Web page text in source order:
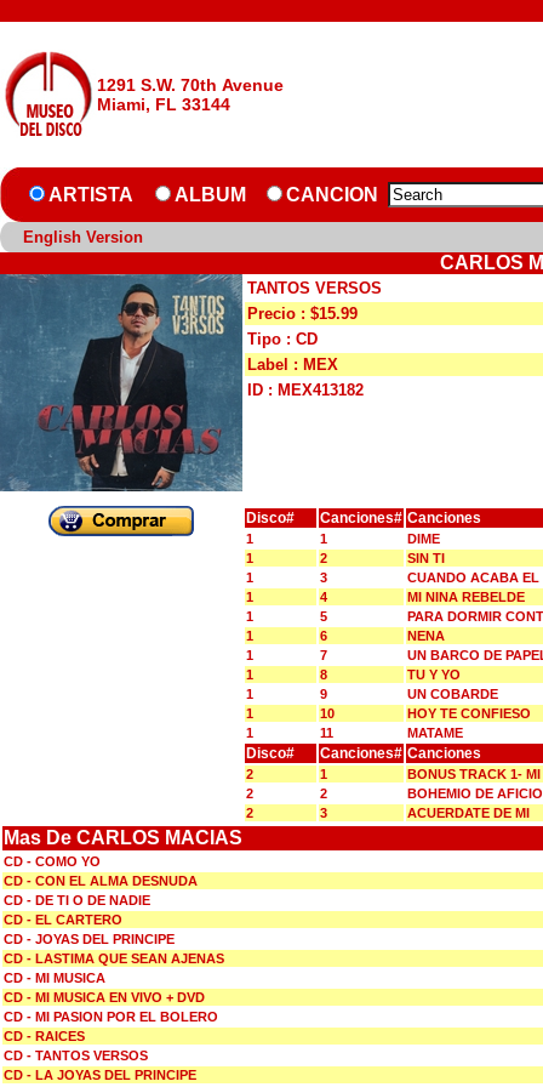
1291 S.W. 70th Avenue
Miami, FL 33144
ARTISTA ALBUM CANCION
English Version
CARLOS
TANTOS VERSOS
Precio : $15.99
Tipo : CD
Label : MEX
ID : MEX413182
Disco# Canciones# Canciones
1 1
DIME
1
2
SIN TI
1
3
CUANDO ACABA EL
1
4
MI NINA REBELDE
1
5
PARA DORMIR
1
6
NENA
1
7
UN BARCO DE
1
8
TU Y YO
1
9
UN COBARDE
1
10
HOY TE CONFIESO
1
11 MATAME
Disco# Canciones# Canciones
2 1
BONUS TRACK 1-
2
2
BOHEMIO DE
2
3 ACUERDATE DE MI
Mas De CARLOS MACIAS
CD - COMO YO
CD - CON EL ALMA DESNUDA
CD - DE TI O DE NADIE
CD - EL CARTERO
CD - JOYAS DEL PRINCIPE
CD - LASTIMA QUE SEAN AJENAS
CD - MI MUSICA
CD - MI MUSICA EN VIVO + DVD
CD - MI PASION POR EL BOLERO
CD - RAICES
CD - TANTOS VERSOS
CD - LA JOYAS DEL PRINCIPE